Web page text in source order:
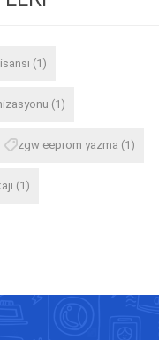
(1)
(1)
zgw eeprom yazma (1)
(1)